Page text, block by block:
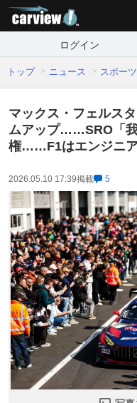
ログイン
トップ ニュース スポーツ
マックス・フェルス
ムアップ……SRO「
権……F1はエンジニア
2026.05.10 17:39掲載 5